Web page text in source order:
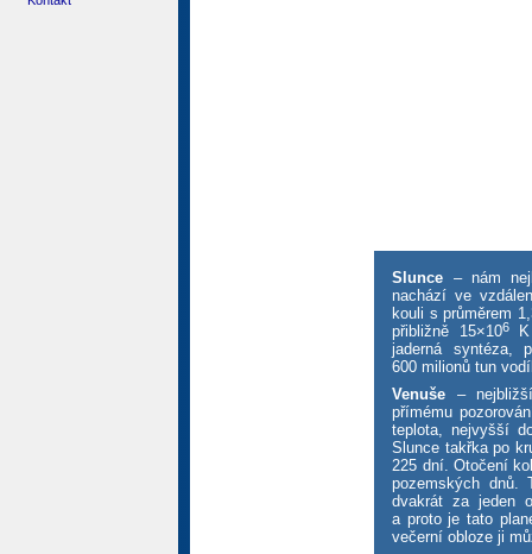
Slunce – nám
nachází ve
kouli s průměrem
přibližně 15×106K
jaderná syntéza,
600 milionů tun
Venuše –
přímému
teplota, nejvyšší
Slunce takřka po
225 dní. Otočení
pozemských dnů.
dvakrát za jeden
a proto je tato
večerní obloze ji